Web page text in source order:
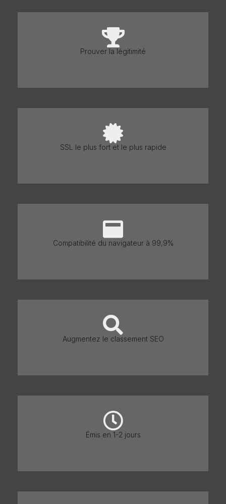
Prouver la légitimité
SSL le plus fort et le plus rapide
Compatibilité du navigateur à 99,9%
Augmentez le classement SEO
Émis en 1-2 jours